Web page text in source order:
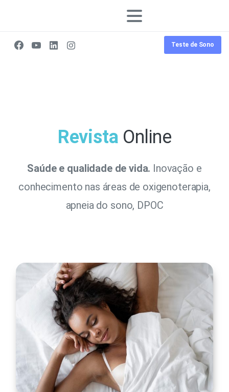
Teste de Sono
Revista Online
Saúde e qualidade de vida. Inovação e
conhecimento nas áreas de oxigenoterapia,
apneia do sono, DPOC